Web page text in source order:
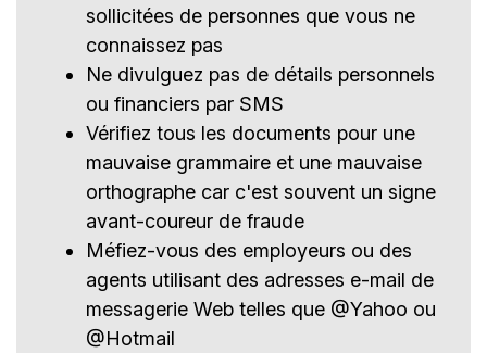
sollicitées de personnes que vous ne
connaissez pas
Ne divulguez pas de détails personnels
ou financiers par SMS
Vérifiez tous les documents pour une
mauvaise grammaire et une mauvaise
orthographe car c'est souvent un signe
avant-coureur de fraude
Méfiez-vous des employeurs ou des
agents utilisant des adresses e-mail de
messagerie Web telles que @Yahoo ou
@Hotmail